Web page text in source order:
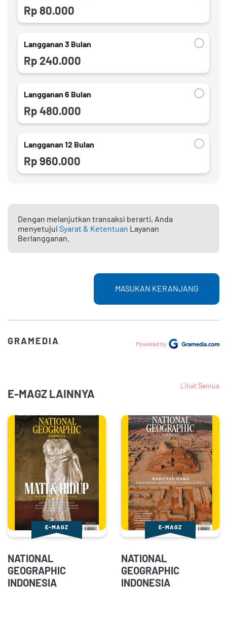
Rp 80.000
Langganan 3 Bulan
Rp 240.000
Langganan 6 Bulan
Rp 480.000
Langganan 12 Bulan
Rp 960.000
Dengan melanjutkan transaksi berarti, Anda
menyetujui Syarat & Ketentuan Layanan
Berlangganan.
MASUKAN KERANJANG
GRAMEDIA Powered by
E-MAGZ LAINNYA
Lihat Semua
E-MAGZ
NATIONAL
GEOGRAPHIC
INDONESIA
E-MAGZ
NATIONAL
GEOGRAPHIC
INDONESIA